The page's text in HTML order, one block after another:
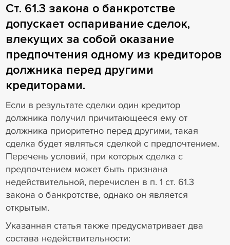
Ст. 61.3 закона о банкротстве
допускает оспаривание сделок,
влекущих за собой оказание
предпочтения одному из кредиторов
должника перед другими
кредиторами.
Если в результате сделки один кредитор
должника получил причитающееся ему от
должника приоритетно перед другими, такая
сделка будет являться сделкой с предпочтением.
Перечень условий, при которых сделка с
предпочтением может быть признана
недействительной, перечислен в п. 1 ст. 61.3
закона о банкротстве, однако он является
открытым.
Указанная статья также предусматривает два
состава недействительности: